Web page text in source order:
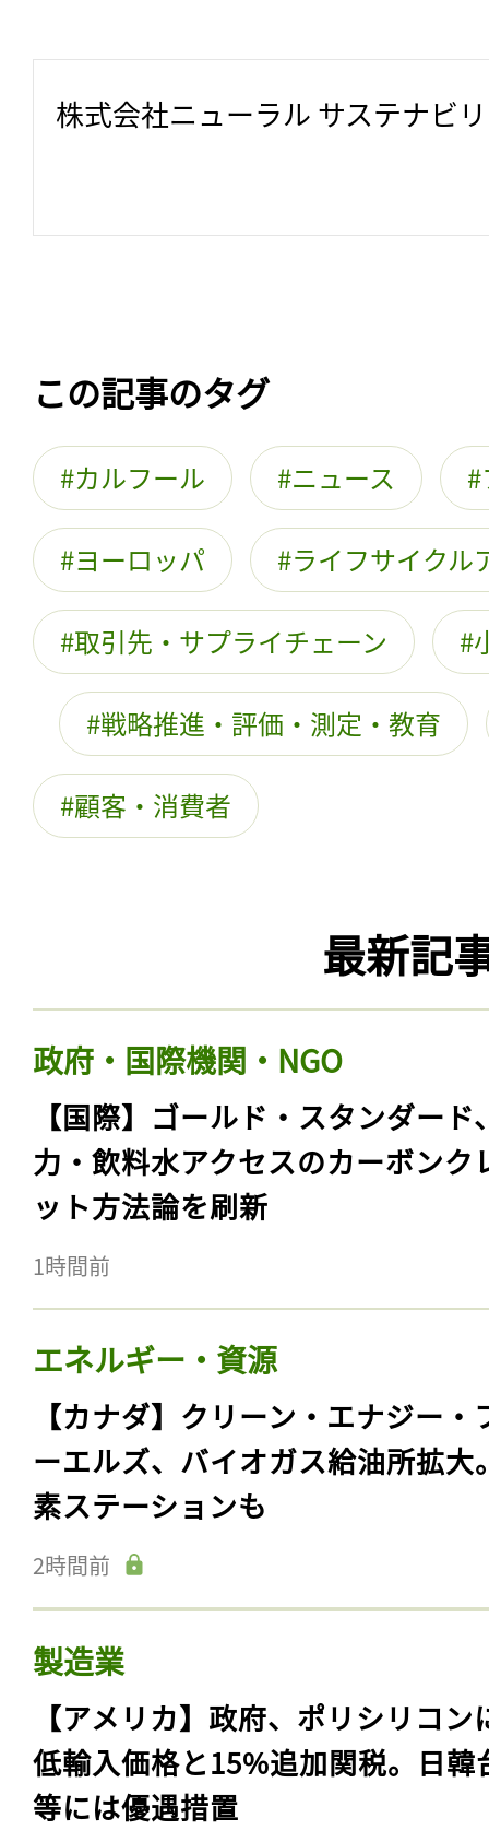
株式会社ニューラル サステナビ
この記事のタグ
カルフール ニュース
ヨーロッパ ライフサイクル
取引先・サプライチェーン
戦略推進・評価・測定・教育
顧客・消費者
最新記
政府・国際機関・NGO
【国際】ゴールド・スタンダード
力・飲料水アクセスのカーボンク
ット方法論を刷新
1時間前
エネルギー・資源
【カナダ】クリーン・エナジー・
ーエルズ、バイオガス給油所拡大
素ステーションも
2時間前
製造業
【アメリカ】政府、ポリシリコン
低輸入価格と15%追加関税。日韓
等には優遇措置